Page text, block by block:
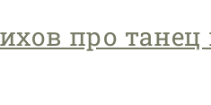
про танец